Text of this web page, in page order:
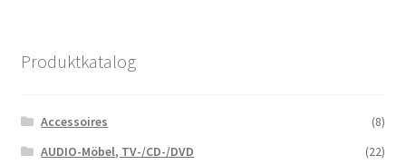
Produktkatalog
Accessoires
(8)
AUDIO-Möbel, TV-/CD-/DVD
(22)